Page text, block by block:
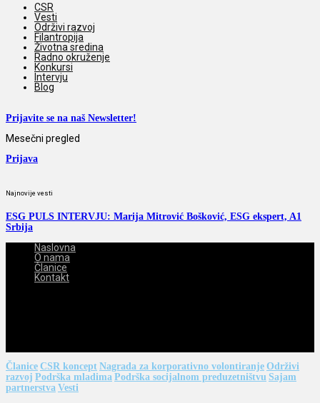
CSR
Vesti
Održivi razvoj
Filantropija
Životna sredina
Radno okruženje
Konkursi
Intervju
Blog
Prijavite se na naš Newsletter!
Mesečni pregled
Prijava
Najnovije vesti
ESG PULS INTERVJU: Marija Mitrović Bošković, ESG ekspert, A1
Srbija
Naslovna
O nama
Članice
Kontakt
Članice CSR koncept Nagrada za korporativno volontiranje Održivi
razvoj Podrška mladima Podrška socijalnom preduzetništvu Sajam
partnerstva Vesti